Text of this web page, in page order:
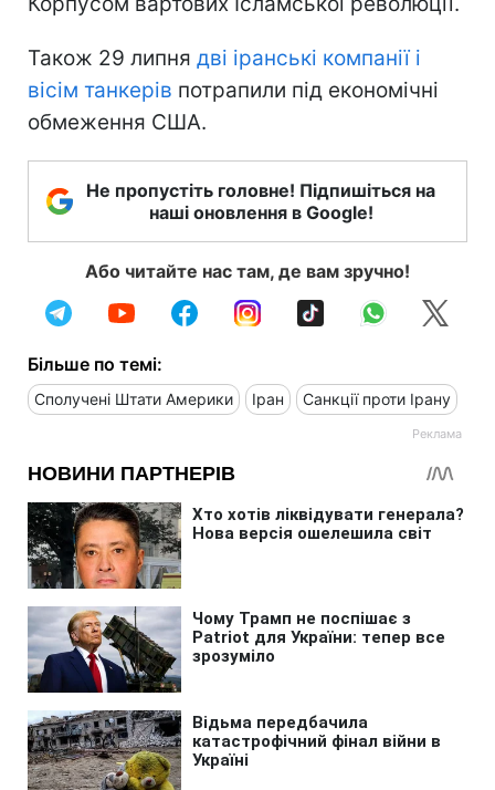
Також 29 липня дві іранські компанії і
вісім танкерів потрапили під економічні
обмеження США.
Не пропустіть головне! Підпишіться на
наші оновлення в Google!
Або читайте нас там, де вам зручно!
Більше по темі:
Сполучені Штати Америки Іран Санкції проти Ірану